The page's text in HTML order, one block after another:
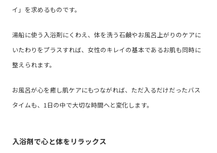
イ」を求めるものです。
湯船に使う入浴剤にくわえ、体を洗う石鹸やお風呂上がりのケアに
いたわりをプラスすれば、女性のキレイの基本であるお肌も同時に
整えられます。
お風呂が心を癒し肌ケアにもつながれば、ただ入るだけだったバス
タイムも、1日の中で大切な時間へと変化します。
入浴剤で心と体をリラックス